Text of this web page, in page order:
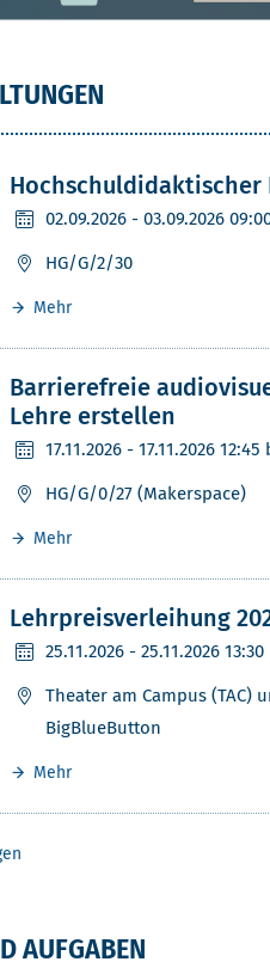
Hochschuldidaktischer
02.09.2026 - 03.09.2026
HG/G/2/30
Mehr
Barrierefreie
Lehre erstellen
17.11.2026 - 17.11.2026
HG/G/0/27 (Makerspace)
Mehr
Lehrpreisverleihung
25.11.2026 - 25.11.2026
Theater am Campus (TAC)
BigBlueButton
Mehr
AUFGABEN